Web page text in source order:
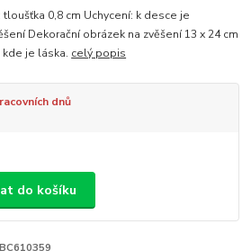
0,8 cm Uchycení: k desce je
Dekorační obrázek na zvěšení 13 x 24 cm
je láska. celý popis
dnů
do košíku
BC610359